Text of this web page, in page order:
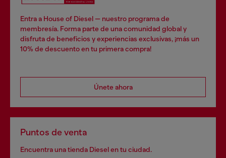
Entra a House of Diesel — nuestro programa de
membresía. Forma parte de una comunidad global y
disfruta de beneficios y experiencias exclusivas, ¡más un
10% de descuento en tu primera compra!
Únete ahora
Puntos de venta
Encuentra una tienda Diesel en tu ciudad.